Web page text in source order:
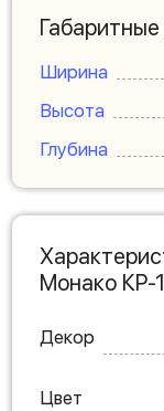
Ширина
Высота
Глубина
Монако КР-
Декор
Цвет